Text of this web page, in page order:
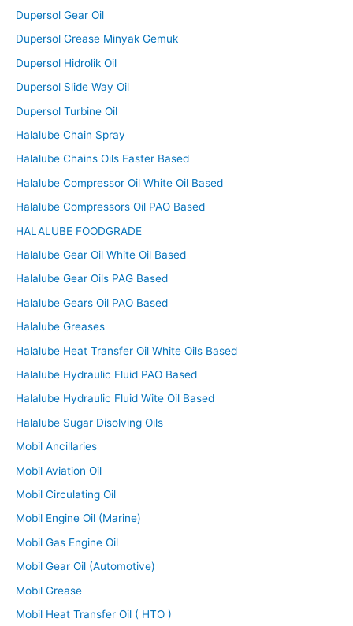
Dupersol Gear Oil
Dupersol Grease Minyak Gemuk
Dupersol Hidrolik Oil
Dupersol Slide Way Oil
Dupersol Turbine Oil
Halalube Chain Spray
Halalube Chains Oils Easter Based
Halalube Compressor Oil White Oil Based
Halalube Compressors Oil PAO Based
HALALUBE FOODGRADE
Halalube Gear Oil White Oil Based
Halalube Gear Oils PAG Based
Halalube Gears Oil PAO Based
Halalube Greases
Halalube Heat Transfer Oil White Oils Based
Halalube Hydraulic Fluid PAO Based
Halalube Hydraulic Fluid Wite Oil Based
Halalube Sugar Disolving Oils
Mobil Ancillaries
Mobil Aviation Oil
Mobil Circulating Oil
Mobil Engine Oil (Marine)
Mobil Gas Engine Oil
Mobil Gear Oil (Automotive)
Mobil Grease
Mobil Heat Transfer Oil ( HTO )